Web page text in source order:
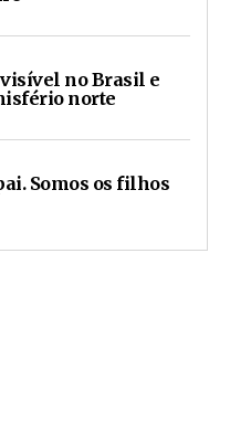
no Brasil e
norte
Somos os filhos